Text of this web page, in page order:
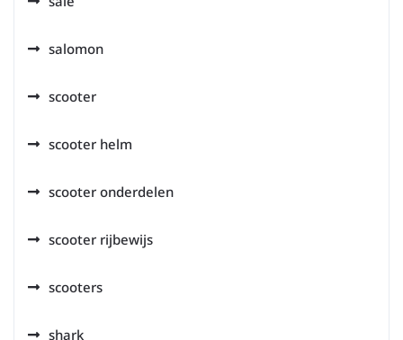
salomon
scooter
scooter helm
scooter onderdelen
scooter rijbewijs
scooters
shark